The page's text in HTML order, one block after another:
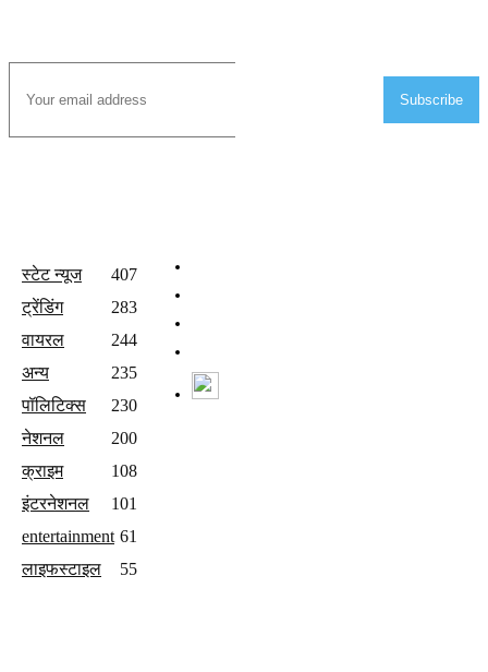
Subscribe
स्टेट न्यूज
407
ट्रेंडिंग
283
वायरल
244
अन्य
235
पॉलिटिक्स
230
नेशनल
200
क्राइम
108
इंटरनेशनल
101
entertainment 61
लाइफस्टाइल
55